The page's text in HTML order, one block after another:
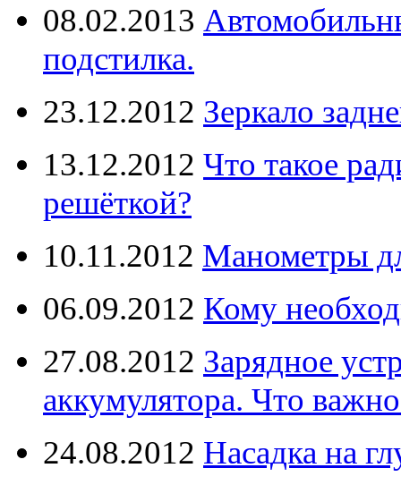
08.02.2013
подстилка.
23.12.2012 Зеркало
13.12.2012 Что такое
решёткой?
10.11.2012 Манометры
06.09.2012 Кому
27.08.2012 Зарядное
аккумулятора. Что
24.08.2012 Насадка на